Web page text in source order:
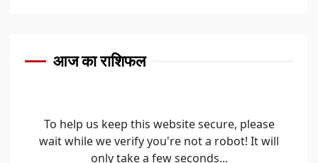
आज का राशिफल